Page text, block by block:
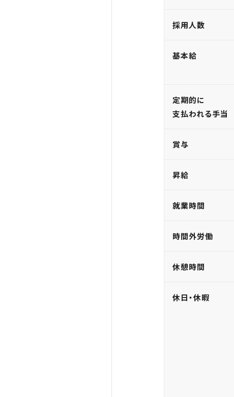
採用人数
基本給
定期的に
支払われる手当
賞与
昇給
就業時間
時間外労働
休憩時間
休日・休暇